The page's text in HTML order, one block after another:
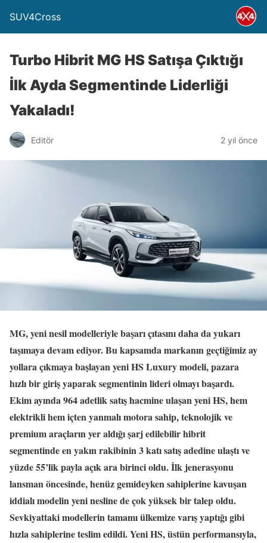
SUV4Cross
Turbo Hibrit MG HS Satışa Çıktığı
İlk Ayda Segmentinde Liderliği
Yakaladı!
Editör 2 yıl önce
MG, yeni nesil modelleriyle başarı çıtasını daha da yukarı
taşımaya devam ediyor. Bu kapsamda markanın geçtiğimiz ay
yollara çıkmaya başlayan yeni HS Luxury modeli, pazara
hızlı bir giriş yaparak segmentinin lideri olmayı başardı.
Ekim ayında 964 adetlik satış hacmine ulaşan yeni HS, hem
elektrikli hem içten yanmalı motora sahip, teknolojik ve
premium araçların yer aldığı şarj edilebilir hibrit
segmentinde en yakın rakibinin 3 katı satış adedine ulaştı ve
yüzde 55’lik payla açık ara birinci oldu. İlk jenerasyonu
lansman öncesinde, henüz gemideyken sahiplerine kavuşan
iddialı modelin yeni nesline de çok yüksek bir talep oldu.
Sevkiyattaki modellerin tamamı ülkemize varış yaptığı gibi
hızla sahiplerine teslim edildi. Yeni HS, üstün performansıyla,